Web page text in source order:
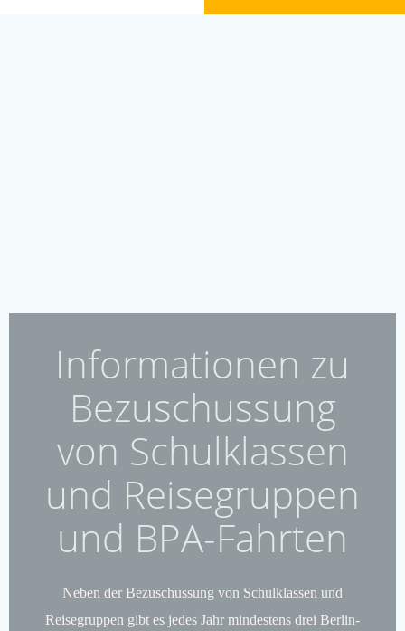
Informationen zu
Bezuschussung
von Schulklassen
und Reisegruppen
und BPA-Fahrten
Neben der Bezuschussung von Schulklassen und
Reisegruppen gibt es jedes Jahr mindestens drei Berlin-